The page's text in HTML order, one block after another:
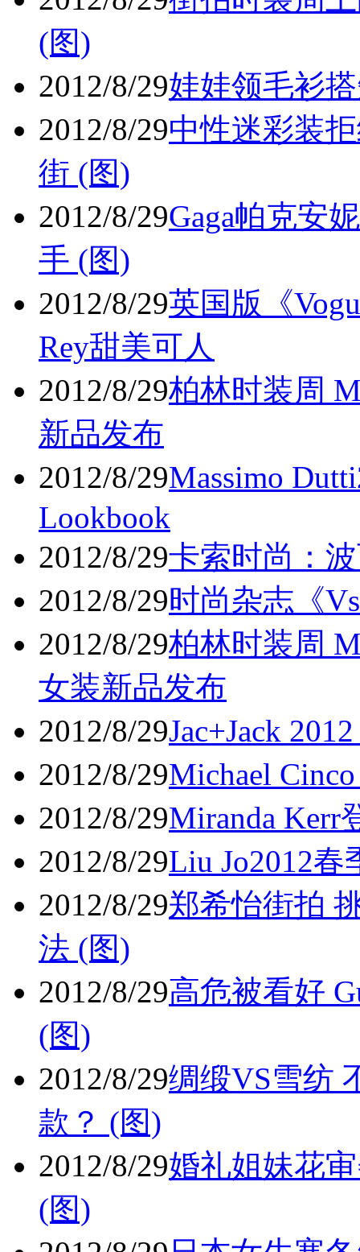
(图)
2012/8/29娃娃领毛衫
2012/8/29中性迷彩装
街 (图)
2012/8/29Gaga帕克安
手 (图)
2012/8/29英国版《
Rey甜美可人
2012/8/29柏林时装周
新品发布
2012/8/29Massimo
Lookbook
2012/8/29卡索时尚：
2012/8/29时尚杂志《
2012/8/29柏林时装周
女装新品发布
2012/8/29Jac+Jack
2012/8/29Michael
2012/8/29Miranda Kerr
2012/8/29Liu Jo2012
2012/8/29郑希怡街拍
法 (图)
2012/8/29高危被看好
(图)
2012/8/29绸缎VS雪纺
款？ (图)
2012/8/29婚礼姐妹花
(图)